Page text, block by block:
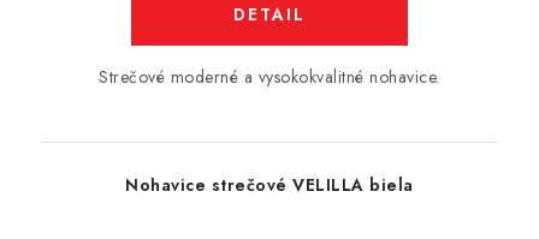
DETAIL
Strečové moderné a vysokokvalitné nohavice.
Nohavice strečové VELILLA biela